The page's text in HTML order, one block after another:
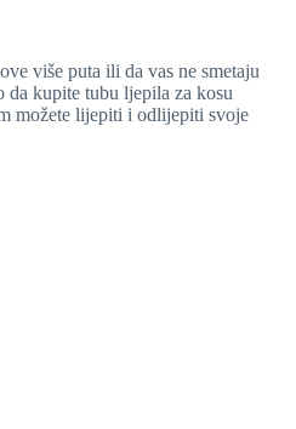
više puta ili da vas ne smetaju
da kupite tubu ljepila za kosu
možete lijepiti i odlijepiti svoje